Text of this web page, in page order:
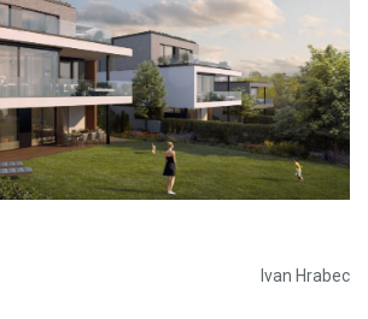
Ivan Hrabec